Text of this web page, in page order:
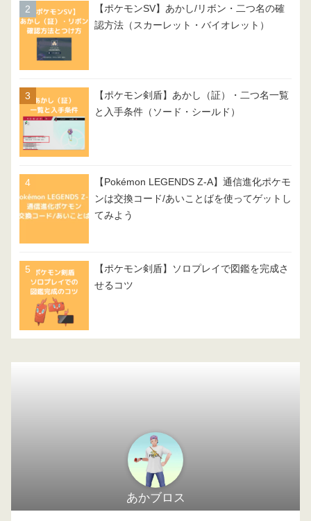
【ポケモンSV】あかし/リボン・二つ名の確
認方法（スカーレット・バイオレット）
【ポケモン剣盾】あかし（証）・二つ名一覧
と入手条件（ソード・シールド）
【Pokémon LEGENDS Z-A】通信進化ポケモ
ンは交換コード/あいことばを使ってゲットし
てみよう
【ポケモン剣盾】ソロプレイで図鑑を完成さ
せるコツ
あかブロス